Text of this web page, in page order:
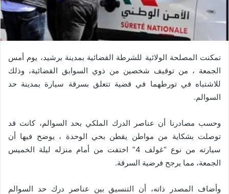
تمكنت المصلحة الولائية للشرطة القضائية بمدينة برشيد، يوم أمس
الجمعة ، من توقيف شخصين من ذوي السوابق القضائية، وذلك
للاشتباه في تورطهما في قضية تتعلق بسرقة سيارة بمدينة حد
السوالم.
وحسب مصادرنا أن عناصر الدرك الملكي بحد السوالم، كانت قد
توصلت بشكاية من مواطن يقطن بحي الوحدة ، يوضح فيها أن
سيارته من نوع “غولف 4” اختفت من أمام منزله ليلة الخميس
الجمعة، مما يرجح فرضية السرقة.
وأضاف المصدر ذاته، أن التنسيق بين عناصر درك حد السوالم